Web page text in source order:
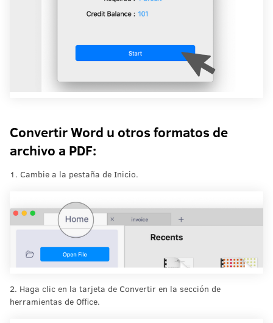
Convertir Word u otros formatos de
archivo a PDF:
1. Cambie a la pestaña de Inicio.
2. Haga clic en la tarjeta de Convertir en la sección de
herramientas de Office.